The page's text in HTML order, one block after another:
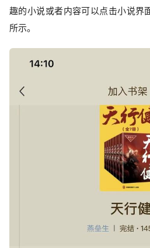
趣的小说或者内容可以点击小说界
所示。